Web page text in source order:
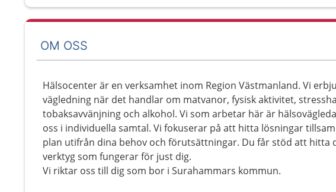
OM OSS
Hälsocenter är en verksamhet inom Region Västmanland. Vi
vägledning när det handlar om matvanor, fysisk aktivitet,
tobaksavvänjning och alkohol. Vi som arbetar här är
oss i individuella samtal. Vi fokuserar på att hitta lösningar
plan utifrån dina behov och förutsättningar. Du får stöd att hitta
verktyg som fungerar för just dig.
Vi riktar oss till dig som bor i Surahammars kommun.